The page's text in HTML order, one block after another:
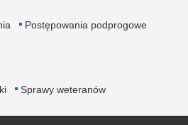
Postępowania podprogowe
Sprawy weteranów